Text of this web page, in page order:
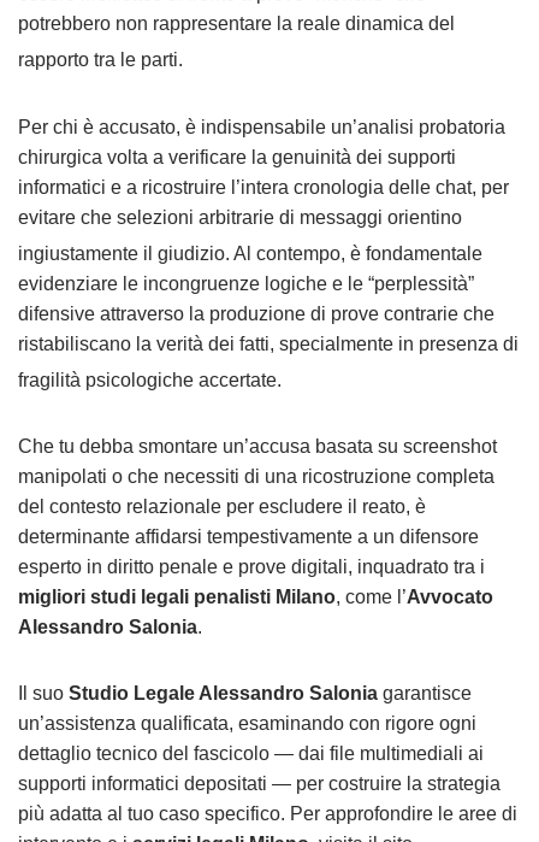
potrebbero non rappresentare la reale dinamica del
rapporto tra le parti.
Per chi è accusato, è indispensabile un’analisi probatoria
chirurgica volta a verificare la genuinità dei supporti
informatici e a ricostruire l’intera cronologia delle chat, per
evitare che selezioni arbitrarie di messaggi orientino
ingiustamente il giudizio. Al contempo, è fondamentale
evidenziare le incongruenze logiche e le “perplessità”
difensive attraverso la produzione di prove contrarie che
ristabiliscano la verità dei fatti, specialmente in presenza di
fragilità psicologiche accertate.
Che tu debba smontare un’accusa basata su screenshot
manipolati o che necessiti di una ricostruzione completa
del contesto relazionale per escludere il reato, è
determinante affidarsi tempestivamente a un difensore
esperto in diritto penale e prove digitali, inquadrato tra i
migliori studi legali penalisti Milano, come l’Avvocato
Alessandro Salonia.
Il suo Studio Legale Alessandro Salonia garantisce
un’assistenza qualificata, esaminando con rigore ogni
dettaglio tecnico del fascicolo — dai file multimediali ai
supporti informatici depositati — per costruire la strategia
più adatta al tuo caso specifico. Per approfondire le aree di